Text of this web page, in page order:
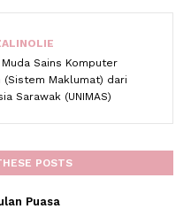
Sains Komputer
(Sistem Maklumat) dari
Sarawak (UNIMAS)
POSTS
Puasa